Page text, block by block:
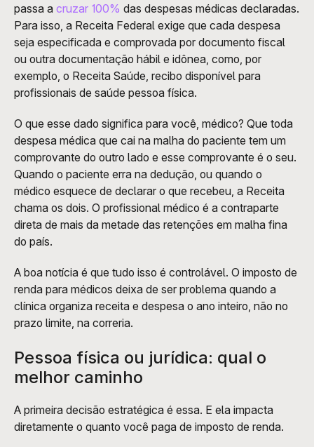
passa a cruzar 100% das despesas médicas declaradas.
Para isso, a Receita Federal exige que cada despesa
seja especificada e comprovada por documento fiscal
ou outra documentação hábil e idônea, como, por
exemplo, o Receita Saúde, recibo disponível para
profissionais de saúde pessoa física.
O que esse dado significa para você, médico? Que toda
despesa médica que cai na malha do paciente tem um
comprovante do outro lado e esse comprovante é o seu.
Quando o paciente erra na dedução, ou quando o
médico esquece de declarar o que recebeu, a Receita
chama os dois. O profissional médico é a contraparte
direta de mais da metade das retenções em malha fina
do país.
A boa notícia é que tudo isso é controlável. O imposto de
renda para médicos deixa de ser problema quando a
clínica organiza receita e despesa o ano inteiro, não no
prazo limite, na correria.
Pessoa física ou jurídica: qual o
melhor caminho
A primeira decisão estratégica é essa. E ela impacta
diretamente o quanto você paga de imposto de renda.